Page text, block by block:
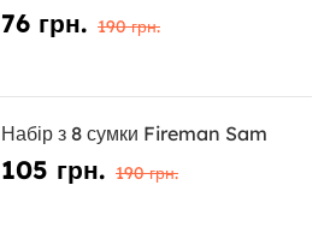
76 грн. 190 грн.
Набір з 8 сумки Fireman Sam
105 грн. 190 грн.